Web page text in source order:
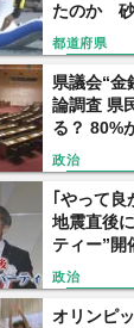
たのか 砂
トの舞台裏
都道府県
県議会“金
論調査 県
る？ 80%
元県議の
か1% 【
政治
｢やって
地震直後
ティー”開
党県議団
【福岡発】
政治
オリンピ